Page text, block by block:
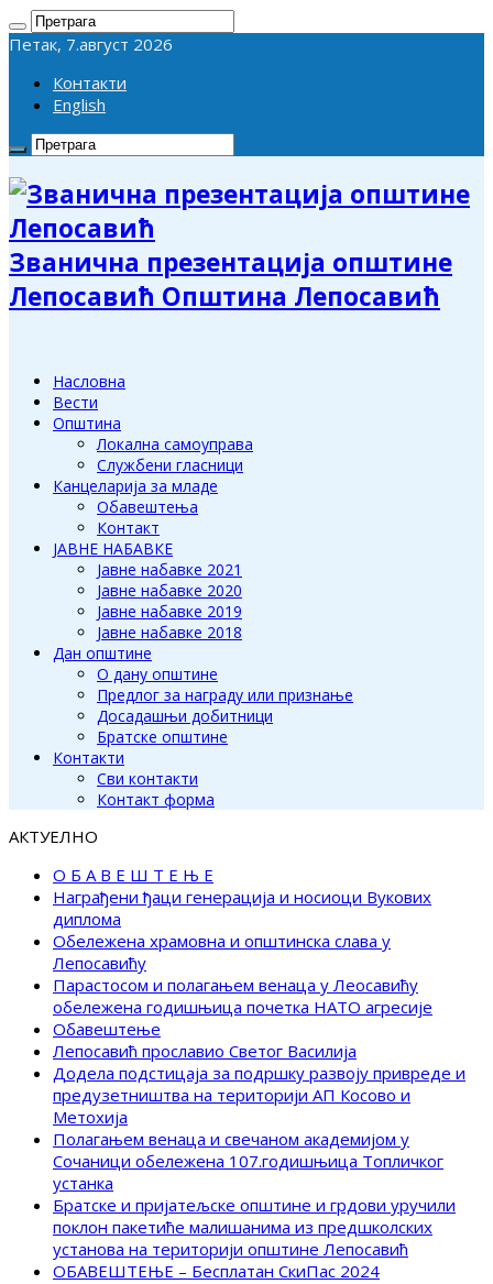
Петак, 7.август 2026
Контакти
English
Званична презентација општине
Лепосавић Општина Лепосавић
Насловна
Вести
Општина
Локална самоуправа
Службени гласници
Канцеларија за младе
Обавештења
Контакт
ЈАВНЕ НАБАВКЕ
Јавне набавке 2021
Јавне набавке 2020
Јавне набавке 2019
Јавне набавке 2018
Дан општине
О дану општине
Предлог за награду или признање
Досадашњи добитници
Братске општине
Контакти
Сви контакти
Контакт форма
АКТУЕЛНО
О Б А В Е Ш Т Е Њ Е
Награђени ђаци генерација и носиоци Вукових
диплома
Обележена храмовна и општинска слава у
Лепосавићу
Парастосом и полагањем венаца у Леосавићу
обележена годишњица почетка НАТО агресије
Обавештење
Лепосавић прославио Светог Василија
Додела подстицаја за подршку развоју привреде и
предузетништва на територији АП Косово и
Метохија
Полагањем венаца и свечаном академијом у
Сочаници обележена 107.годишњица Топличког
устанка
Братске и пријатељске општине и грдови уручили
поклон пакетиће малишанима из предшколских
установа на територији општине Лепосавић
ОБАВЕШТЕЊЕ – Бесплатан СкиПас 2024